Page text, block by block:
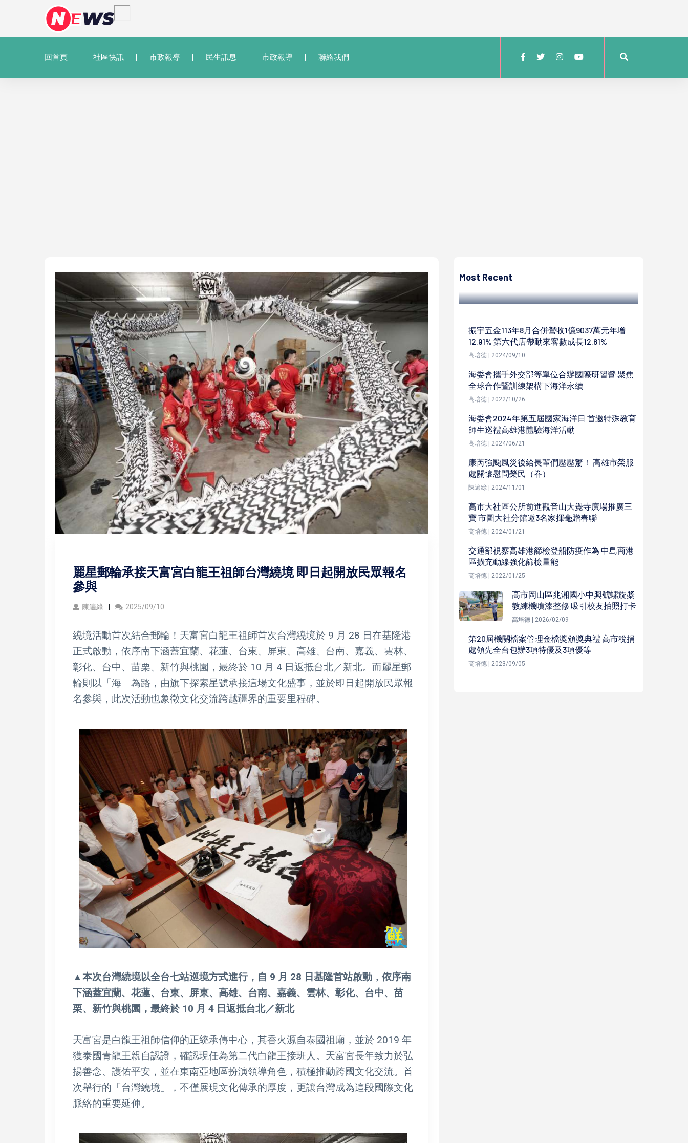
回首頁 社區快訊 市政報導 民生訊息 市政報導 聯絡我們
麗星郵輪承接天富宮白龍王祖師台灣繞境 即日起開放民眾報名
參與
陳遍綠 2025/09/10
繞境活動首次結合郵輪！天富宮白龍王祖師首次台灣繞境於 9 月 28 日在基隆港
正式啟動，依序南下涵蓋宜蘭、花蓮、台東、屏東、高雄、台南、嘉義、雲林、
彰化、台中、苗栗、新竹與桃園，最終於 10 月 4 日返抵台北／新北。而麗星郵
輪則以「海」為路，由旗下探索星號承接這場文化盛事，並於即日起開放民眾報
名參與，此次活動也象徵文化交流跨越疆界的重要里程碑。
▲本次台灣繞境以全台七站巡境方式進行，自 9 月 28 日基隆首站啟動，依序南
下涵蓋宜蘭、花蓮、台東、屏東、高雄、台南、嘉義、雲林、彰化、台中、苗
栗、新竹與桃園，最終於 10 月 4 日返抵台北／新北
天富宮是白龍王祖師信仰的正統承傳中心，其香火源自泰國祖廟，並於 2019 年
獲泰國青龍王親自認證，確認現任為第二代白龍王接班人。天富宮長年致力於弘
揚善念、護佑平安，並在東南亞地區扮演領導角色，積極推動跨國文化交流。首
次舉行的「台灣繞境」，不僅展現文化傳承的厚度，更讓台灣成為這段國際文化
脈絡的重要延伸。
Most Recent
交管籲請旅客配合
振宇五金113年8月合併營收1億9037萬元年增
12.91% 第六代店帶動來客數成長12.81%
高培德 | 2024/09/10
海委會攜手外交部等單位合辦國際研習營 聚焦
全球合作暨訓練架構下海洋永續
高培德 | 2022/10/26
海委會2024年第五屆國家海洋日 首邀特殊教育
師生巡禮高雄港體驗海洋活動
高培德 | 2024/06/21
康芮強颱風災後給長輩們壓壓驚！ 高雄市榮服
處關懷慰問榮民（眷）
陳遍綠 | 2024/11/01
高市大社區公所前進觀音山大覺寺廣場推廣三
寶 市圖大社分館邀3名家揮毫贈春聯
高培德 | 2024/01/21
交通部視察高雄港篩檢登船防疫作為 中島商港
區擴充動線強化篩檢量能
高培德 | 2022/01/25
高市岡山區兆湘國小中興號螺旋槳
教練機噴漆整修 吸引校友拍照打卡
高培德 | 2026/02/09
第20屆機關檔案管理金檔獎頒獎典禮 高市稅捐
處領先全台包辦3項特優及3項優等
高培德 | 2023/09/05